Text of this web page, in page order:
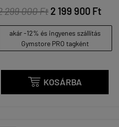
299 000 Ft 2 199 900 Ft
akár -12% és ingyenes szállítás
Gymstore PRO tagként
 KOSÁRBA